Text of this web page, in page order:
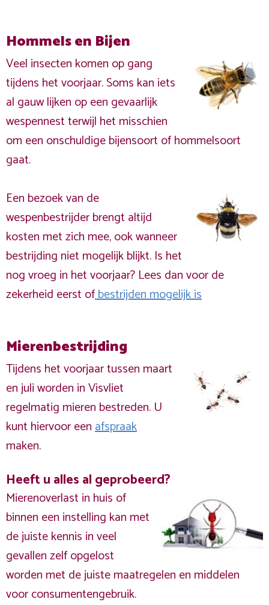
Hommels en Bijen
Veel insecten komen op gang
tijdens het voorjaar. Soms kan iets
al gauw lijken op een gevaarlijk
wespennest terwijl het misschien
om een onschuldige bijensoort of hommelsoort
gaat.
Een bezoek van de
wespenbestrijder brengt altijd
kosten met zich mee, ook wanneer
bestrijding niet mogelijk blijkt. Is het
nog vroeg in het voorjaar? Lees dan voor de
zekerheid eerst ofbestrijden mogelijk is
Mierenbestrijding
Tijdens het voorjaar tussen maart
en juli worden in Visvliet
regelmatig mieren bestreden. U
kunt hiervoor eenafspraak
maken.
Heeft u alles al geprobeerd?
Mierenoverlast in huis of
binnen een instelling kan met
de juiste kennis in veel
gevallen zelf opgelost
worden met de juiste maatregelen en middelen
voor consumentengebruik.